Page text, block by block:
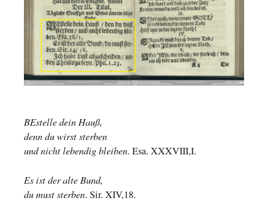
BEstelle dein Hauß,
denn du wirst sterben
und nicht lebendig bleiben. Esa. XXXVIII,I.
Es ist der alte Bund,
du must sterben. Sir. XIV,18.